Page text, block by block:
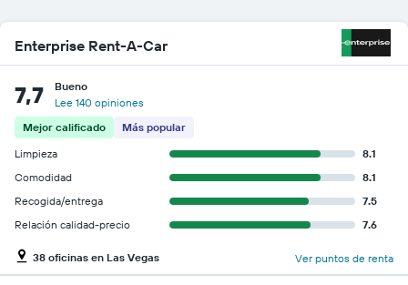
Enterprise Rent-A-Car
7,7
Bueno
Lee 140 opiniones
Mejor calificado
Más popular
Limpieza
8.1
Comodidad
8.1
Recogida/entrega
7.5
Relación calidad-precio
7.6
38 oficinas en Las Vegas Ver puntos de renta